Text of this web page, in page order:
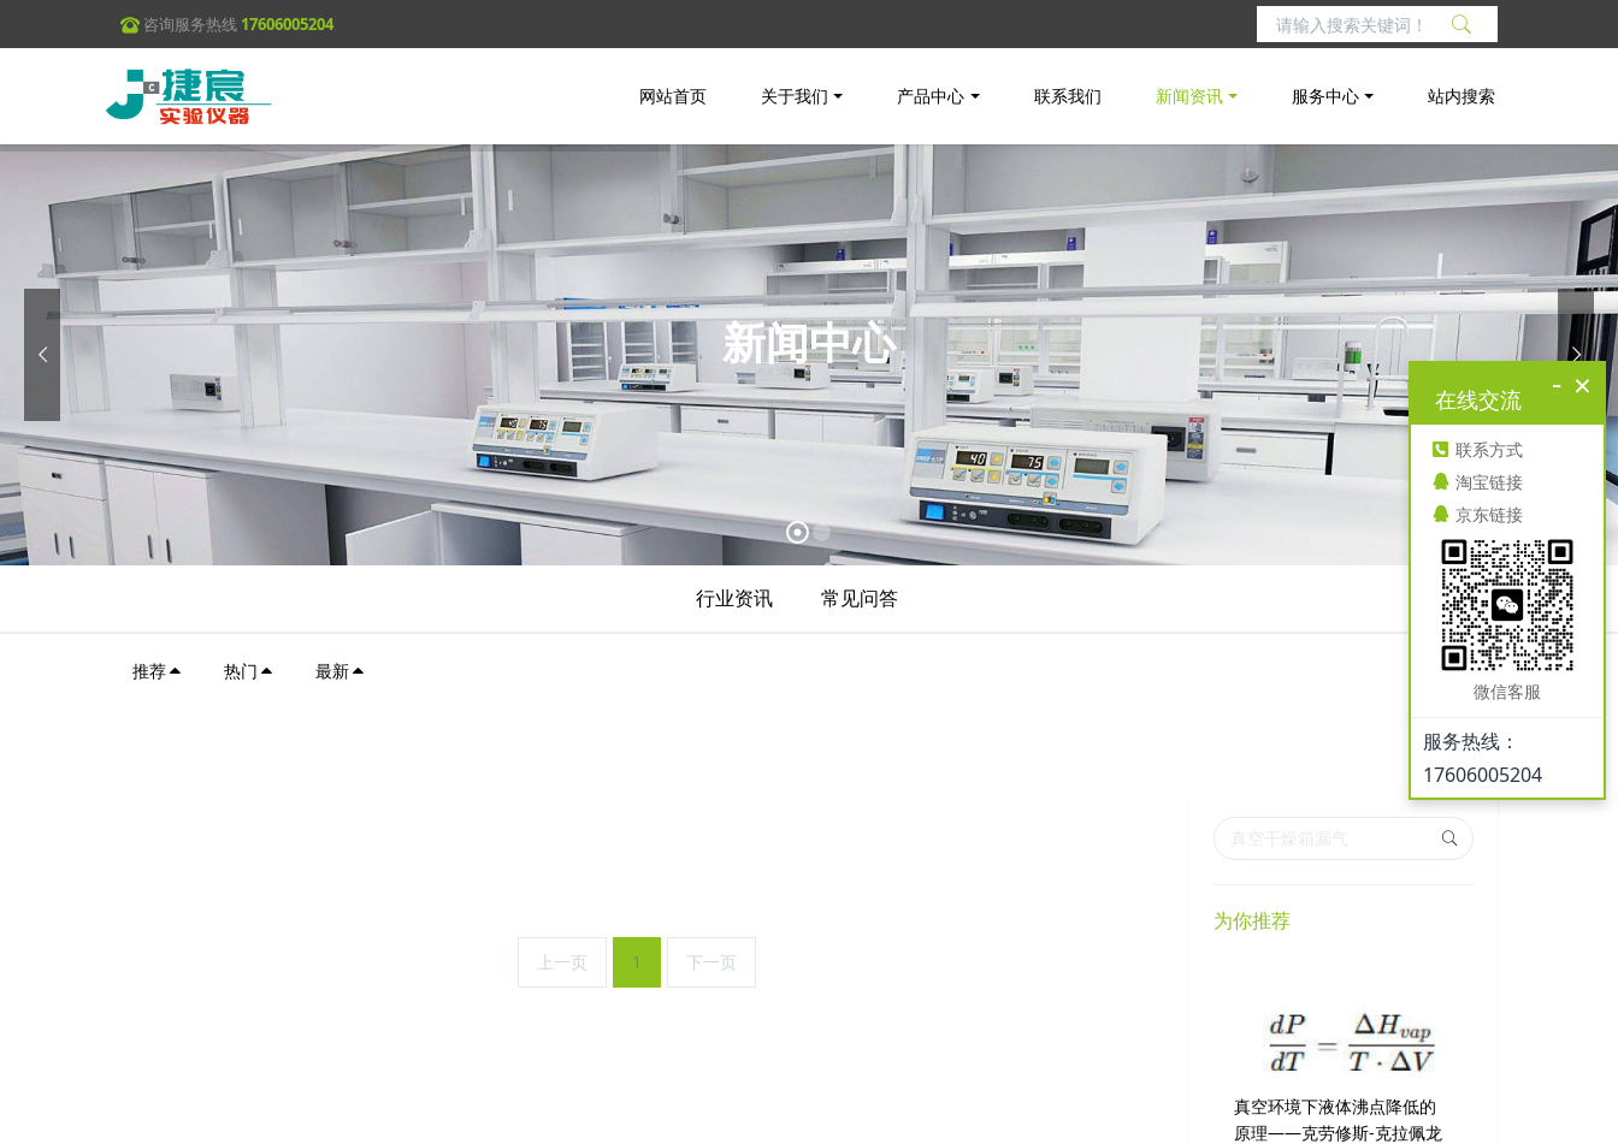
咨询服务热线 17606005204
网站首页 关于我们 产品中心 联系我们 新闻资讯 服务中心 站内搜索
新闻中心
行业资讯 常见问答
推荐 热门 最新
上一页 1 下一页
为你推荐
真空环境下液体沸点降低的
原理——克劳修斯-克拉佩龙
×
-
在线交流
联系方式
淘宝链接
京东链接
微信客服
服务热线：
17606005204